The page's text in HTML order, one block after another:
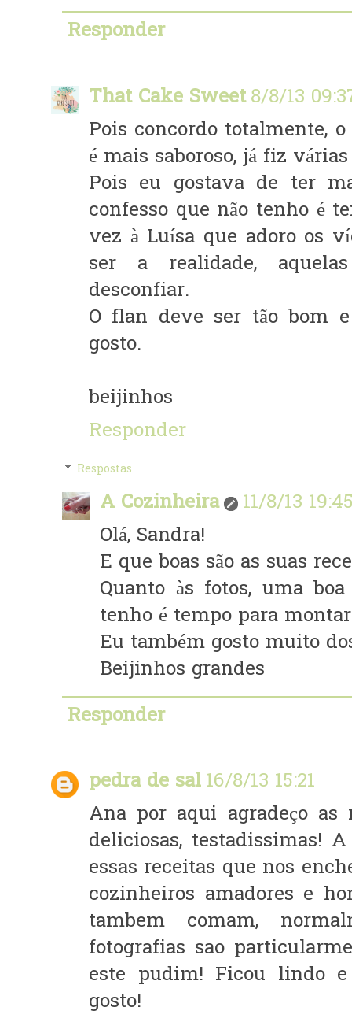
Responder
That Cake Sweet8/8/13
Pois concordo totalmente,
é mais saboroso, já fiz
Pois eu gostava de ter
confesso que não tenho é
vez à Luísa que adoro os
ser a realidade,
desconfiar.
O flan deve ser tão bom
gosto.
beijinhos
Responder
Respostas
A Cozinheira
11/8/13
Olá, Sandra!
E que boas são as suas
Quanto às fotos, uma
tenho é tempo para
Eu também gosto muito
Beijinhos grandes
Responder
pedra de sal16/8/13 15:21
Ana por aqui agradeço as
deliciosas, testadissimas!
essas receitas que nos
cozinheiros amadores e
tambem comam,
fotografias sao
este pudim! Ficou lindo
gosto!